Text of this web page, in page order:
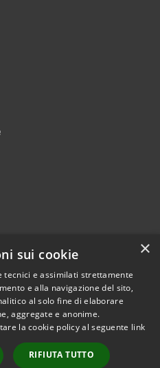
Copyright © 2023 •
Comune di Noicàttaro
Powered byMunicipium
Redazione•Portale
dipendente
×
sui cookie
tecnici e assimilati strettamente
e alla navigazione del sito,
al solo fine di elaborare
aggregate e anonime.
la cookie policy al seguente link
RIFIUTA TUTTO